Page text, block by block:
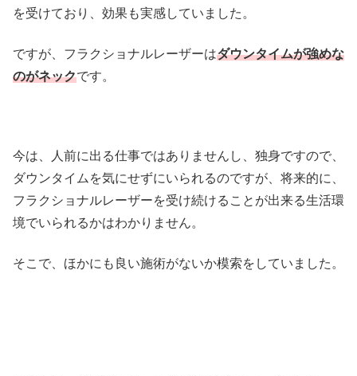
を受けており、効果も実感していました。
ですが、フラクショナルレーザーはダウンタイムが強めな
のがネックです。
今は、人前に出る仕事ではありませんし、独身ですので、
ダウンタイムを気にせずにいられるのですが、将来的に、
フラクショナルレーザーを受け続けることが出来る生活環
境でいられるかはわかりません。
そこで、ほかにも良い施術がないか模索をしていました。